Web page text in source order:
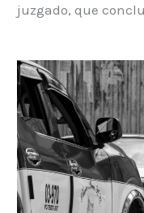
juzgado, que